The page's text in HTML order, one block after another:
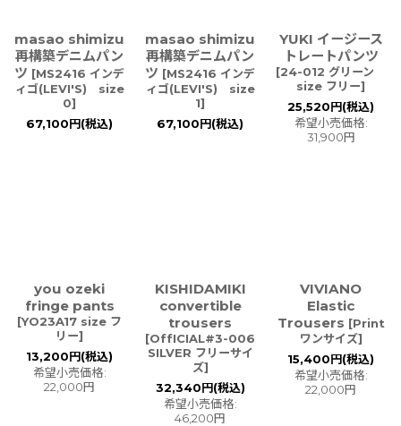
masao shimizu
再構築デニムパン
ツ [MS2416 インデ
ィゴ(LEVI'S) size
0]
67,100円(税込)
masao shimizu
再構築デニムパン
ツ [MS2416 インデ
ィゴ(LEVI'S) size
1]
67,100円(税込)
YUKI イージース
トレートパンツ
[24-012 グリーン
size フリー]
25,520円(税込)
希望小売価格:
31,900円
you ozeki
fringe pants
[YO23A17 size フ
リー]
13,200円(税込)
希望小売価格:
22,000円
KISHIDAMIKI
convertible
trousers
[OffICIAL#3-006
SILVER フリーサイ
ズ]
32,340円(税込)
希望小売価格:
46,200円
VIVIANO
Elastic
Trousers [Print
ワンサイズ]
15,400円(税込)
希望小売価格:
22,000円